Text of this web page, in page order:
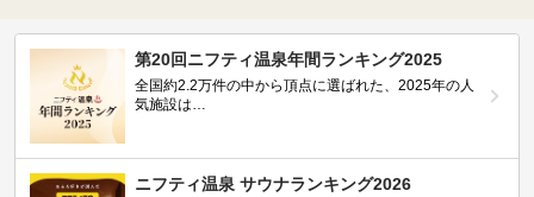
第20回ニフティ温泉年間ランキング2025
全国約2.2万件の中から頂点に選ばれた、2025年の人
気施設は…
ニフティ温泉 サウナランキング2026